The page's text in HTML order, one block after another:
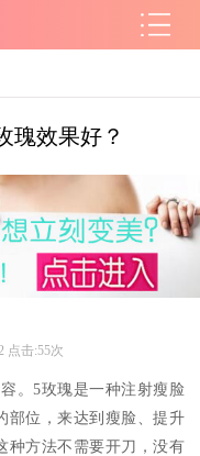
瑰效果好？
点击:55次
。5玫瑰是一种注射瘦脸
部位，来达到瘦脸、提升
种方法不需要开刀，没有